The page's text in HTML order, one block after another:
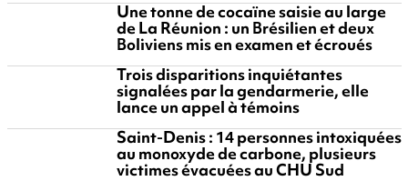
Une tonne de cocaïne saisie au large
de La Réunion : un Brésilien et deux
Boliviens mis en examen et écroués
Trois disparitions inquiétantes
signalées par la gendarmerie, elle
lance un appel à témoins
Saint-Denis : 14 personnes intoxiquées
au monoxyde de carbone, plusieurs
victimes évacuées au CHU Sud